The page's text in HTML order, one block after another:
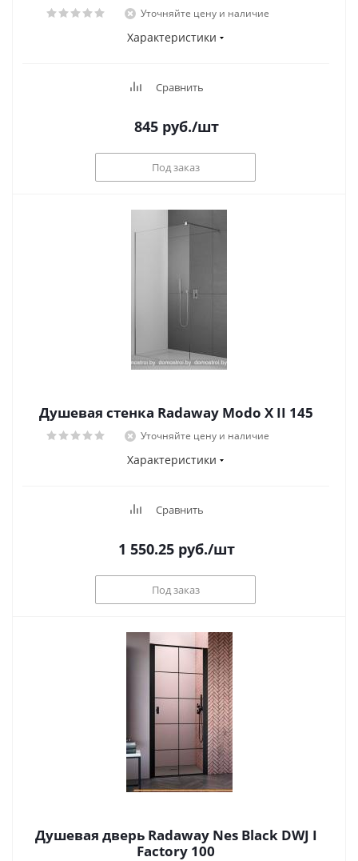
Уточняйте цену и наличие
Характеристики
Сравнить
845руб./шт
Под заказ
Душевая стенка Radaway Modo X II 145
Уточняйте цену и наличие
Характеристики
Сравнить
1 550.25руб./шт
Под заказ
Душевая дверь Radaway Nes Black DWJ I
Factory 100